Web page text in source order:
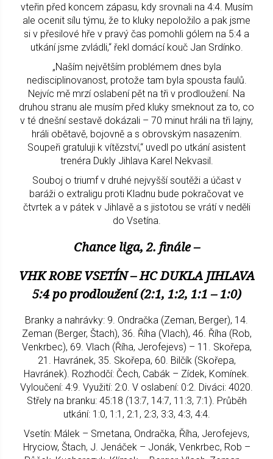
vteřin před koncem zápasu, kdy srovnali na 4:4. Musím
ale ocenit sílu týmu, že to kluky nepoložilo a pak jsme
si v přesilové hře v pravý čas pomohli gólem na 5:4 a
utkání jsme zvládli,“ řekl domácí kouč Jan Srdínko.
„Naším největším problémem dnes byla
nedisciplinovanost, protože tam byla spousta faulů.
Nejvíc mě mrzí oslabení pět na tři v prodloužení. Na
druhou stranu ale musím před kluky smeknout za to, co
v té dnešní sestavě dokázali – 70 minut hráli na tři lajny,
hráli obětavě, bojovně a s obrovským nasazením.
Soupeři gratuluji k vítězství,“ uvedl po utkání asistent
trenéra Dukly Jihlava Karel Nekvasil.
Souboj o triumf v druhé nejvyšší soutěži a účast v
baráži o extraligu proti Kladnu bude pokračovat ve
čtvrtek a v pátek v Jihlavě a s jistotou se vrátí v neděli
do Vsetína.
Chance liga, 2. finále –
VHK ROBE VSETÍN – HC DUKLA JIHLAVA
5:4 po prodloužení (2:1, 1:2, 1:1 – 1:0)
Branky a nahrávky: 9. Ondračka (Zeman, Berger), 14.
Zeman (Berger, Štach), 36. Říha (Vlach), 46. Říha (Rob,
Venkrbec), 69. Vlach (Říha, Jerofejevs) – 11. Skořepa,
21. Havránek, 35. Skořepa, 60. Bilčík (Skořepa,
Havránek). Rozhodčí: Čech, Cabák – Zídek, Komínek.
Vyloučení: 4:9. Využití: 2:0. V oslabení: 0:2. Diváci: 4020.
Střely na branku: 45:18 (13:7, 14:7, 11:3, 7:1). Průběh
utkání: 1:0, 1:1, 2:1, 2:3, 3:3, 4:3, 4:4.
Vsetín: Málek – Smetana, Ondračka, Říha, Jerofejevs,
Hryciow, Štach, J. Jenáček – Jonák, Venkrbec, Rob –